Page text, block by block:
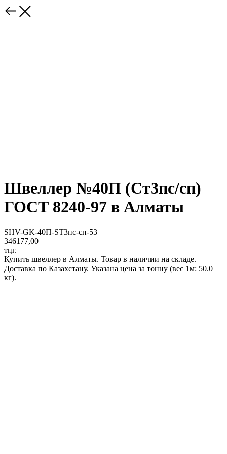
Швеллер №40П (Ст3пс/сп)
ГОСТ 8240-97 в Алматы
SHV-GK-40П-ST3пс-сп-53
346177,00
тңг.
Купить швеллер в Алматы. Товар в наличии на складе.
Доставка по Казахстану. Указана цена за тонну (вес 1м: 50.0
кг).